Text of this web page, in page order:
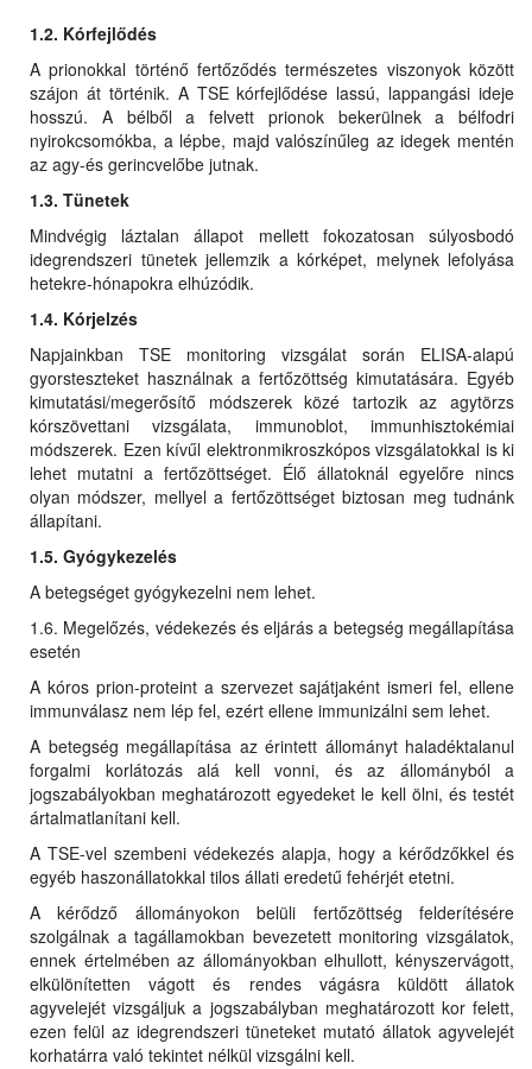
1.2. Kórfejlődés
A prionokkal történő fertőződés természetes viszonyok között
szájon át történik. A TSE kórfejlődése lassú, lappangási ideje
hosszú. A bélből a felvett prionok bekerülnek a bélfodri
nyirokcsomókba, a lépbe, majd valószínűleg az idegek mentén
az agy-és gerincvelőbe jutnak.
1.3. Tünetek
Mindvégig láztalan állapot mellett fokozatosan súlyosbodó
idegrendszeri tünetek jellemzik a kórképet, melynek lefolyása
hetekre-hónapokra elhúzódik.
1.4. Kórjelzés
Napjainkban TSE monitoring vizsgálat során ELISA-alapú
gyorsteszteket használnak a fertőzöttség kimutatására. Egyéb
kimutatási/megerősítő módszerek közé tartozik az agytörzs
kórszövettani vizsgálata, immunoblot, immunhisztokémiai
módszerek. Ezen kívűl elektronmikroszkópos vizsgálatokkal is ki
lehet mutatni a fertőzöttséget. Élő állatoknál egyelőre nincs
olyan módszer, mellyel a fertőzöttséget biztosan meg tudnánk
állapítani.
1.5. Gyógykezelés
A betegséget gyógykezelni nem lehet.
1.6. Megelőzés, védekezés és eljárás a betegség megállapítása
esetén
A kóros prion-proteint a szervezet sajátjaként ismeri fel, ellene
immunválasz nem lép fel, ezért ellene immunizálni sem lehet.
A betegség megállapítása az érintett állományt haladéktalanul
forgalmi korlátozás alá kell vonni, és az állományból a
jogszabályokban meghatározott egyedeket le kell ölni, és testét
ártalmatlanítani kell.
A TSE-vel szembeni védekezés alapja, hogy a kérődzőkkel és
egyéb haszonállatokkal tilos állati eredetű fehérjét etetni.
A kérődző állományokon belüli fertőzöttség felderítésére
szolgálnak a tagállamokban bevezetett monitoring vizsgálatok,
ennek értelmében az állományokban elhullott, kényszervágott,
elkülönítetten vágott és rendes vágásra küldött állatok
agyvelejét vizsgáljuk a jogszabályban meghatározott kor felett,
ezen felül az idegrendszeri tüneteket mutató állatok agyvelejét
korhatárra való tekintet nélkül vizsgálni kell.